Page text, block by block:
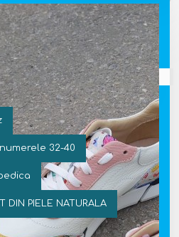
32-40
DIN PIELE NATURALA